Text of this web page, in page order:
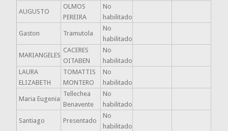
AUGUSTO
OLMOS
PEREIRA
No
habilitado
Gaston Tramutola
No
habilitado
MARIANGELES
CACERES
OITABEN
No
habilitado
LAURA
ELIZABETH
TOMATTIS
MONTERO
No
habilitado
Maria Eugenia
Tellechea
Benavente
No
habilitado
Santiago Presentado
No
habilitado